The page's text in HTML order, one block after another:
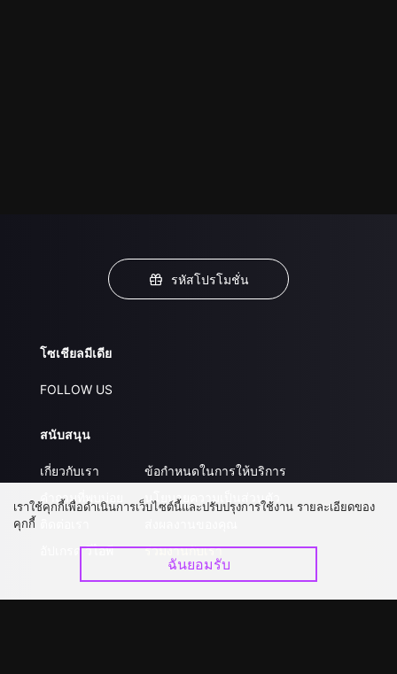
รหัสโปรโมชั่น
โซเชียลมีเดีย
FOLLOW US
สนับสนุน
เกี่ยวกับเรา
คำถามที่พบบ่อย
อัปเกรด วีไอพี
ข้อกำหนดในการให้บริการ
นโยบายความเป็นส่วนตัว
ร่วมงานกับเรา
เราใช้คุกกี้เพื่อดำเนินการเว็บไซต์นี้และปรับปรุงการใช้งาน รายละเอียดของ
คุกกี้
ฉันยอมรับ